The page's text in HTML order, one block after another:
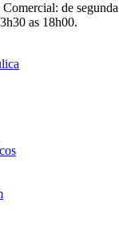
de
as 18h00.